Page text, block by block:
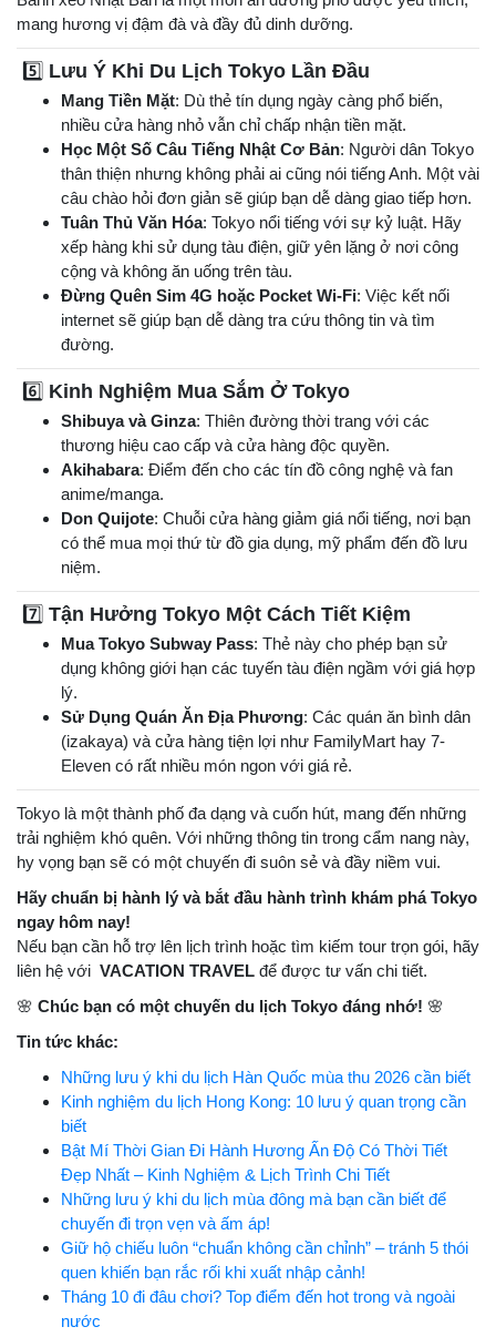
mang hương vị đậm đà và đầy đủ dinh dưỡng.
5️⃣ Lưu Ý Khi Du Lịch Tokyo Lần Đầu
Mang Tiền Mặt: Dù thẻ tín dụng ngày càng phổ biến,
nhiều cửa hàng nhỏ vẫn chỉ chấp nhận tiền mặt.
Học Một Số Câu Tiếng Nhật Cơ Bản: Người dân Tokyo
thân thiện nhưng không phải ai cũng nói tiếng Anh. Một vài
câu chào hỏi đơn giản sẽ giúp bạn dễ dàng giao tiếp hơn.
Tuân Thủ Văn Hóa: Tokyo nổi tiếng với sự kỷ luật. Hãy
xếp hàng khi sử dụng tàu điện, giữ yên lặng ở nơi công
cộng và không ăn uống trên tàu.
Đừng Quên Sim 4G hoặc Pocket Wi-Fi: Việc kết nối
internet sẽ giúp bạn dễ dàng tra cứu thông tin và tìm
đường.
6️⃣ Kinh Nghiệm Mua Sắm Ở Tokyo
Shibuya và Ginza: Thiên đường thời trang với các
thương hiệu cao cấp và cửa hàng độc quyền.
Akihabara: Điểm đến cho các tín đồ công nghệ và fan
anime/manga.
Don Quijote: Chuỗi cửa hàng giảm giá nổi tiếng, nơi bạn
có thể mua mọi thứ từ đồ gia dụng, mỹ phẩm đến đồ lưu
niệm.
7️⃣ Tận Hưởng Tokyo Một Cách Tiết Kiệm
Mua Tokyo Subway Pass: Thẻ này cho phép bạn sử
dụng không giới hạn các tuyến tàu điện ngầm với giá hợp
lý.
Sử Dụng Quán Ăn Địa Phương: Các quán ăn bình dân
(izakaya) và cửa hàng tiện lợi như FamilyMart hay 7-
Eleven có rất nhiều món ngon với giá rẻ.
Tokyo là một thành phố đa dạng và cuốn hút, mang đến những
trải nghiệm khó quên. Với những thông tin trong cẩm nang này,
hy vọng bạn sẽ có một chuyến đi suôn sẻ và đầy niềm vui.
Hãy chuẩn bị hành lý và bắt đầu hành trình khám phá Tokyo
ngay hôm nay!
Nếu bạn cần hỗ trợ lên lịch trình hoặc tìm kiếm tour trọn gói, hãy
liên hệ với VACATION TRAVEL để được tư vấn chi tiết.
🌸 Chúc bạn có một chuyến du lịch Tokyo đáng nhớ! 🌸
Tin tức khác:
Những lưu ý khi du lịch Hàn Quốc mùa thu 2026 cần biết
Kinh nghiệm du lịch Hong Kong: 10 lưu ý quan trọng cần
biết
Bật Mí Thời Gian Đi Hành Hương Ấn Độ Có Thời Tiết
Đẹp Nhất – Kinh Nghiệm & Lịch Trình Chi Tiết
Những lưu ý khi du lịch mùa đông mà bạn cần biết để
chuyến đi trọn vẹn và ấm áp!
Giữ hộ chiếu luôn “chuẩn không cần chỉnh” – tránh 5 thói
quen khiến bạn rắc rối khi xuất nhập cảnh!
Tháng 10 đi đâu chơi? Top điểm đến hot trong và ngoài
nước